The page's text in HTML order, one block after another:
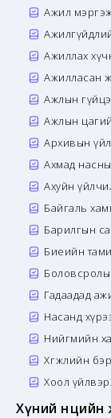
Ажил
Ажиллах
Ажилласан
Ажлын
Ажлын
Архивын
Ахмад
Ахуйн
Байгаль
Барилгын
Биеийн
Гадаадад
Насанд
Нийгмийн
Хөгжлийн
Хоол
Хүний